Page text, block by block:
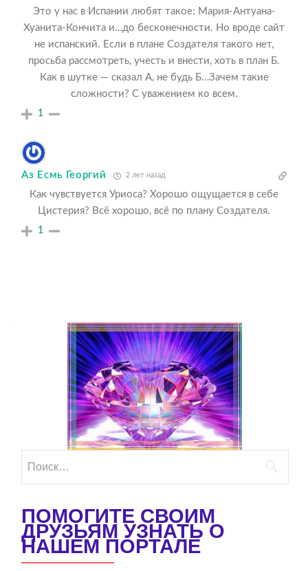
Это у нас в Испании любят такое: Мария-Антуана-
Хуанита-Кончита и…до бесконечности. Но вроде сайт
не испанский. Если в плане Создателя такого нет,
просьба рассмотреть, учесть и внести, хоть в план Б.
Как в шутке — сказал А, не будь Б…Зачем такие
сложности? С уважением ко всем.
1
Аз Есмь Георгий 2 лет назад
Как чувствуется Уриоса? Хорошо ощущается в себе
Цистерия? Всё хорошо, всё по плану Создателя.
1
ПОМОГИТЕ СВОИМ
ДРУЗЬЯМ УЗНАТЬ О
НАШЕМ ПОРТАЛЕ